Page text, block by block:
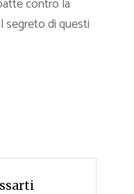
segreto di questi